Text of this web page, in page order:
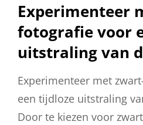
Experimenteer
fotografie voor
uitstraling van
Experimenteer met
een tijdloze uitstraling
Door te kiezen voor